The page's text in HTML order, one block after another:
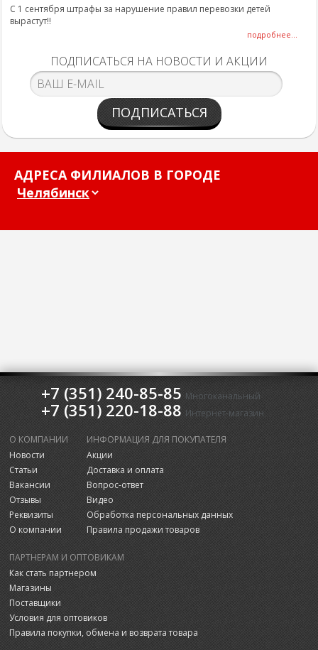
С 1 сентября штрафы за нарушение правил перевозки детей
вырастут!!
подробнее...
ПОДПИСАТЬСЯ НА НОВОСТИ И АКЦИИ
ПОДПИСАТЬСЯ
АДРЕСА ФИЛИАЛОВ В ГОРОДЕ
+7 (351) 240-85-85 Многоканальный
+7 (351) 220-18-88 Интернет-магазин
О КОМПАНИИ
Новости
Статьи
Вакансии
Отзывы
Реквизиты
О компании
ИНФОРМАЦИЯ ДЛЯ ПОКУПАТЕЛЯ
Акции
Доставка и оплата
Вопрос-ответ
Видео
Обработка персональных данных
Правила продажи товаров
ПАРТНЕРАМ И ОПТОВИКАМ
Как стать партнером
Магазины
Поставщики
Условия для оптовиков
Правила покупки, обмена и возврата товара